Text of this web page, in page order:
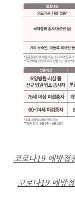
코로나19 예방접
코로나19 예방